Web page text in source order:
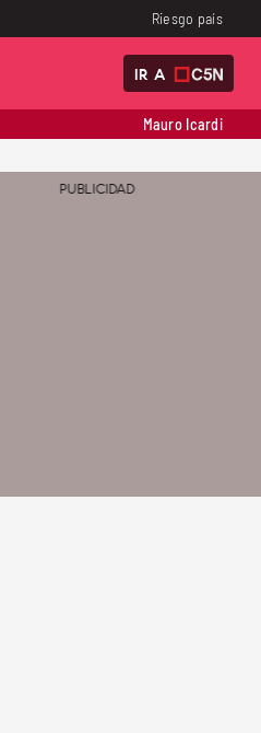
Riesgo país
IR A
Mauro Icardi